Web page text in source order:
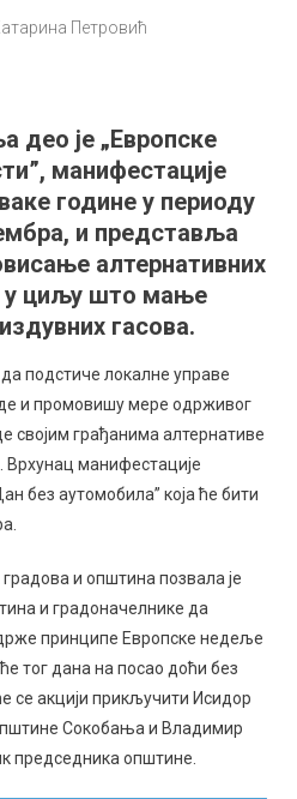
Петровић
део је „Европске
манифестације
године у периоду
и представља
алтернативних
у циљу што мање
гасова.
подстиче локалне управе
и промовишу мере одрживог
својим грађанима алтернативе
Врхунац манифестације
без аутомобила” која ће бити
и општина позвала је
и градоначелнике да
принципе Европске недеље
тог дана на посао доћи без
се акцији прикључити Исидор
Сокобања и Владимир
председника општине.